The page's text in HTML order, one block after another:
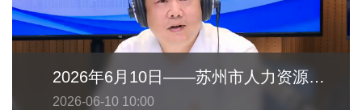
2026年6月10日——苏州市人力资源和社会保障局
2026-06-10 10:00